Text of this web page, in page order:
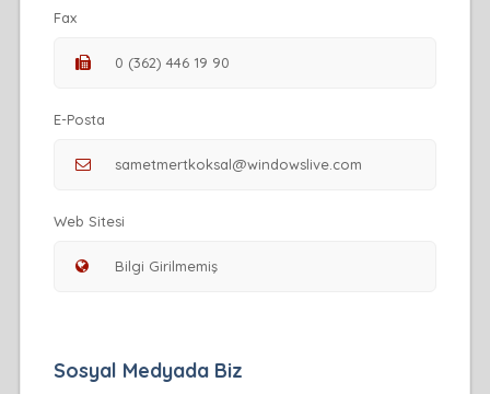
Fax
E-Posta
Web Sitesi
Sosyal Medyada Biz